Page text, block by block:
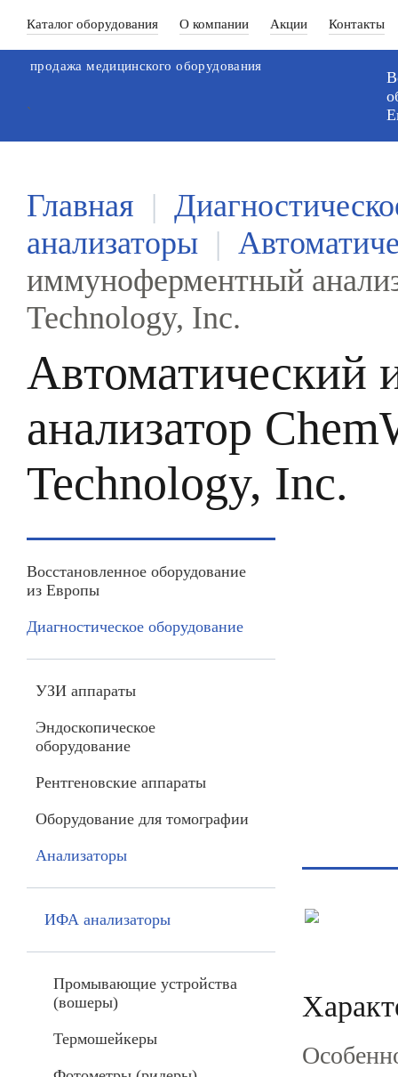
Каталог оборудования О компании Акции Контакты
продажа медицинского оборудования
`
Главная |
анализаторы |
иммуноферментный
Technology, Inc.
анализатор
Technology, Inc.
Восстановленное оборудование
из Европы
Диагностическое оборудование
УЗИ аппараты
Эндоскопическое
оборудование
Рентгеновские аппараты
Оборудование для томографии
Анализаторы
ИФА анализаторы
Промывающие устройства
(вошеры)
Термошейкеры